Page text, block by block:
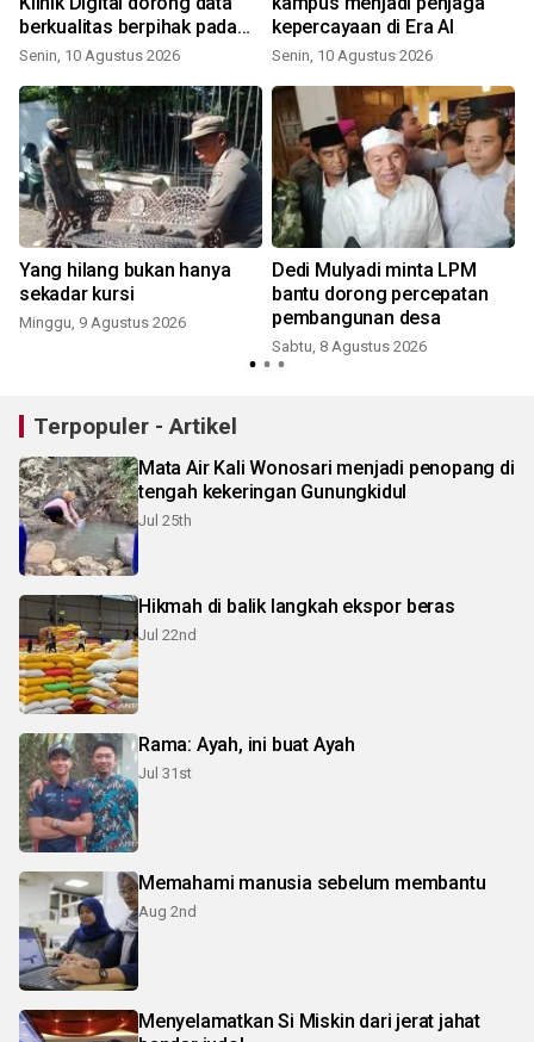
berkualitas berpihak pada
manusia
Senin, 10 Agustus 2026
kepercayaan di Era AI
Senin, 10 Agustus 2026
Yang hilang bukan hanya
sekadar kursi
Minggu, 9 Agustus 2026
Dedi Mulyadi minta LPM
bantu dorong percepatan
pembangunan desa
Sabtu, 8 Agustus 2026
Terpopuler - Artikel
Mata Air Kali Wonosari menjadi penopang di
tengah kekeringan Gunungkidul
Jul 25th
Hikmah di balik langkah ekspor beras
Jul 22nd
Rama: Ayah, ini buat Ayah
Jul 31st
Memahami manusia sebelum membantu
Aug 2nd
Menyelamatkan Si Miskin dari jerat jahat